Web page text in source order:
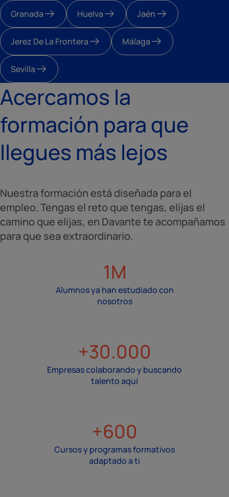
Granada Huelva Jaén
Jerez De La Frontera Málaga
Sevilla
Acercamos la
formación para que
llegues más lejos
Nuestra formación está diseñada para el
empleo. Tengas el reto que tengas, elijas el
camino que elijas, en Davante te acompañamos
para que sea extraordinario.
1M
Alumnos ya han estudiado con
nosotros
+30.000
Empresas colaborando y buscando
talento aquí
+600
Cursos y programas formativos
adaptado a ti